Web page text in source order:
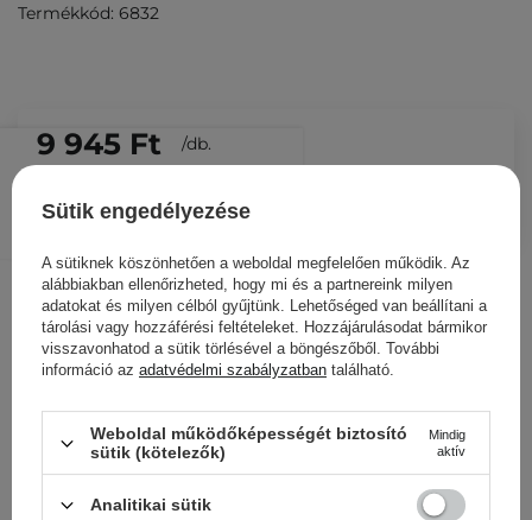
9 945 Ft /db.
Termékkód: 6832
nézegették
Sütik engedélyezése
A sütiknek köszönhetően a weboldal megfelelően működik. Az
alábbiakban ellenőrizheted, hogy mi és a partnereink milyen
adatokat és milyen célból gyűjtünk. Lehetőséged van beállítani a
tárolási vagy hozzáférési feltételeket. Hozzájárulásodat bármikor
visszavonhatod a sütik törlésével a böngészőből. További
információ az adatvédelmi szabályzatban található.
Weboldal működőképességét biztosító
sütik (kötelezők)
Mindig
aktív
Analitikai sütik